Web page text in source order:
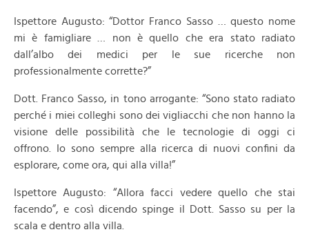
Ispettore Augusto: “Dottor Franco Sasso … questo nome
mi è famigliare … non è quello che era stato radiato
dall’albo dei medici per le sue ricerche non
professionalmente corrette?”
Dott. Franco Sasso, in tono arrogante: “Sono stato radiato
perché i miei colleghi sono dei vigliacchi che non hanno la
visione delle possibilità che le tecnologie di oggi ci
offrono. Io sono sempre alla ricerca di nuovi confini da
esplorare, come ora, qui alla villa!”
Ispettore Augusto: “Allora facci vedere quello che stai
facendo”, e così dicendo spinge il Dott. Sasso su per la
scala e dentro alla villa.